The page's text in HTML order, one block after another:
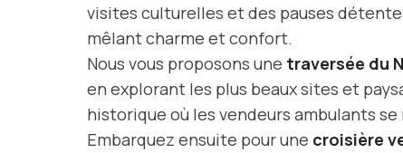
visites culturelles et des pauses
mêlant charme et confort.
Nous vous proposons une traversée du
en explorant les plus beaux sites et
historique où les vendeurs ambulants
Embarquez ensuite pour une croisière